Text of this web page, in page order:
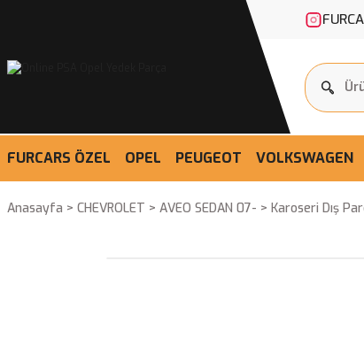
FURCARS ÖZEL OPEL PEUGEOT VOLKSWAGEN
Anasayfa CHEVROLET AVEO SEDAN 07- Karoseri Dış